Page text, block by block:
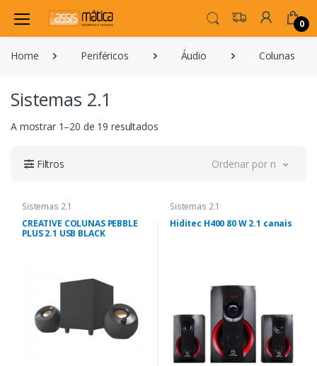
0
Home Periféricos Áudio Colunas
Sistemas 2.1
A mostrar 1–20 de 19 resultados
Filtros Ordenar por novidade
Sistemas 2.1
CREATIVE COLUNAS PEBBLE
PLUS 2.1 USB BLACK
Sistemas 2.1
Hiditec H400 80 W 2.1 canais